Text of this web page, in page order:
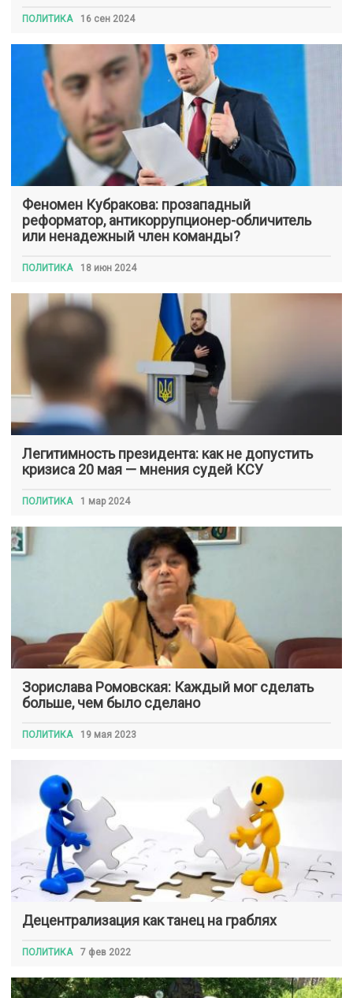
ПОЛИТИКА 16 сен 2024
Феномен Кубракова: прозападный
реформатор, антикоррупционер-обличитель
или ненадежный член команды?
ПОЛИТИКА 18 июн 2024
Легитимность президента: как не допустить
кризиса 20 мая — мнения судей КСУ
ПОЛИТИКА 1 мар 2024
Зорислава Ромовская: Каждый мог сделать
больше, чем было сделано
ПОЛИТИКА 19 мая 2023
Децентрализация как танец на граблях
ПОЛИТИКА 7 фев 2022